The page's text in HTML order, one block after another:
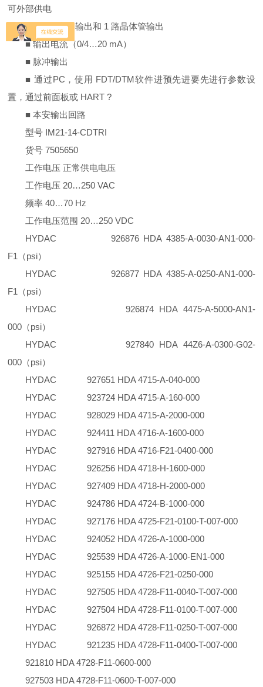
可外部供电
■ 2 路继电器输出和 1 路晶体管输出
■ 输出电流（0/4…20 mA）
■ 脉冲输出
■ 通过PC，使用 FDT/DTM软件进预先进要先进行参数设
置，通过前面板或 HART ?
■ 本安输出回路
型号 IM21-14-CDTRI
货号 7505650
工作电压 正常供电电压
工作电压 20…250 VAC
频率 40…70 Hz
工作电压范围 20…250 VDC
HYDAC 926876 HDA 4385-A-0030-AN1-000-
F1（psi）
HYDAC 926877 HDA 4385-A-0250-AN1-000-
F1（psi）
HYDAC 926874 HDA 4475-A-5000-AN1-
000（psi）
HYDAC 927840 HDA 44Z6-A-0300-G02-
000（psi）
HYDAC 927651 HDA 4715-A-040-000
HYDAC 923724 HDA 4715-A-160-000
HYDAC 928029 HDA 4715-A-2000-000
HYDAC 924411 HDA 4716-A-1600-000
HYDAC 927916 HDA 4716-F21-0400-000
HYDAC 926256 HDA 4718-H-1600-000
HYDAC 927409 HDA 4718-H-2000-000
HYDAC 924786 HDA 4724-B-1000-000
HYDAC 927176 HDA 4725-F21-0100-T-007-000
HYDAC 924052 HDA 4726-A-1000-000
HYDAC 925539 HDA 4726-A-1000-EN1-000
HYDAC 925155 HDA 4726-F21-0250-000
HYDAC 927505 HDA 4728-F11-0040-T-007-000
HYDAC 927504 HDA 4728-F11-0100-T-007-000
HYDAC 926872 HDA 4728-F11-0250-T-007-000
HYDAC 921235 HDA 4728-F11-0400-T-007-000
921810 HDA 4728-F11-0600-000
927503 HDA 4728-F11-0600-T-007-000